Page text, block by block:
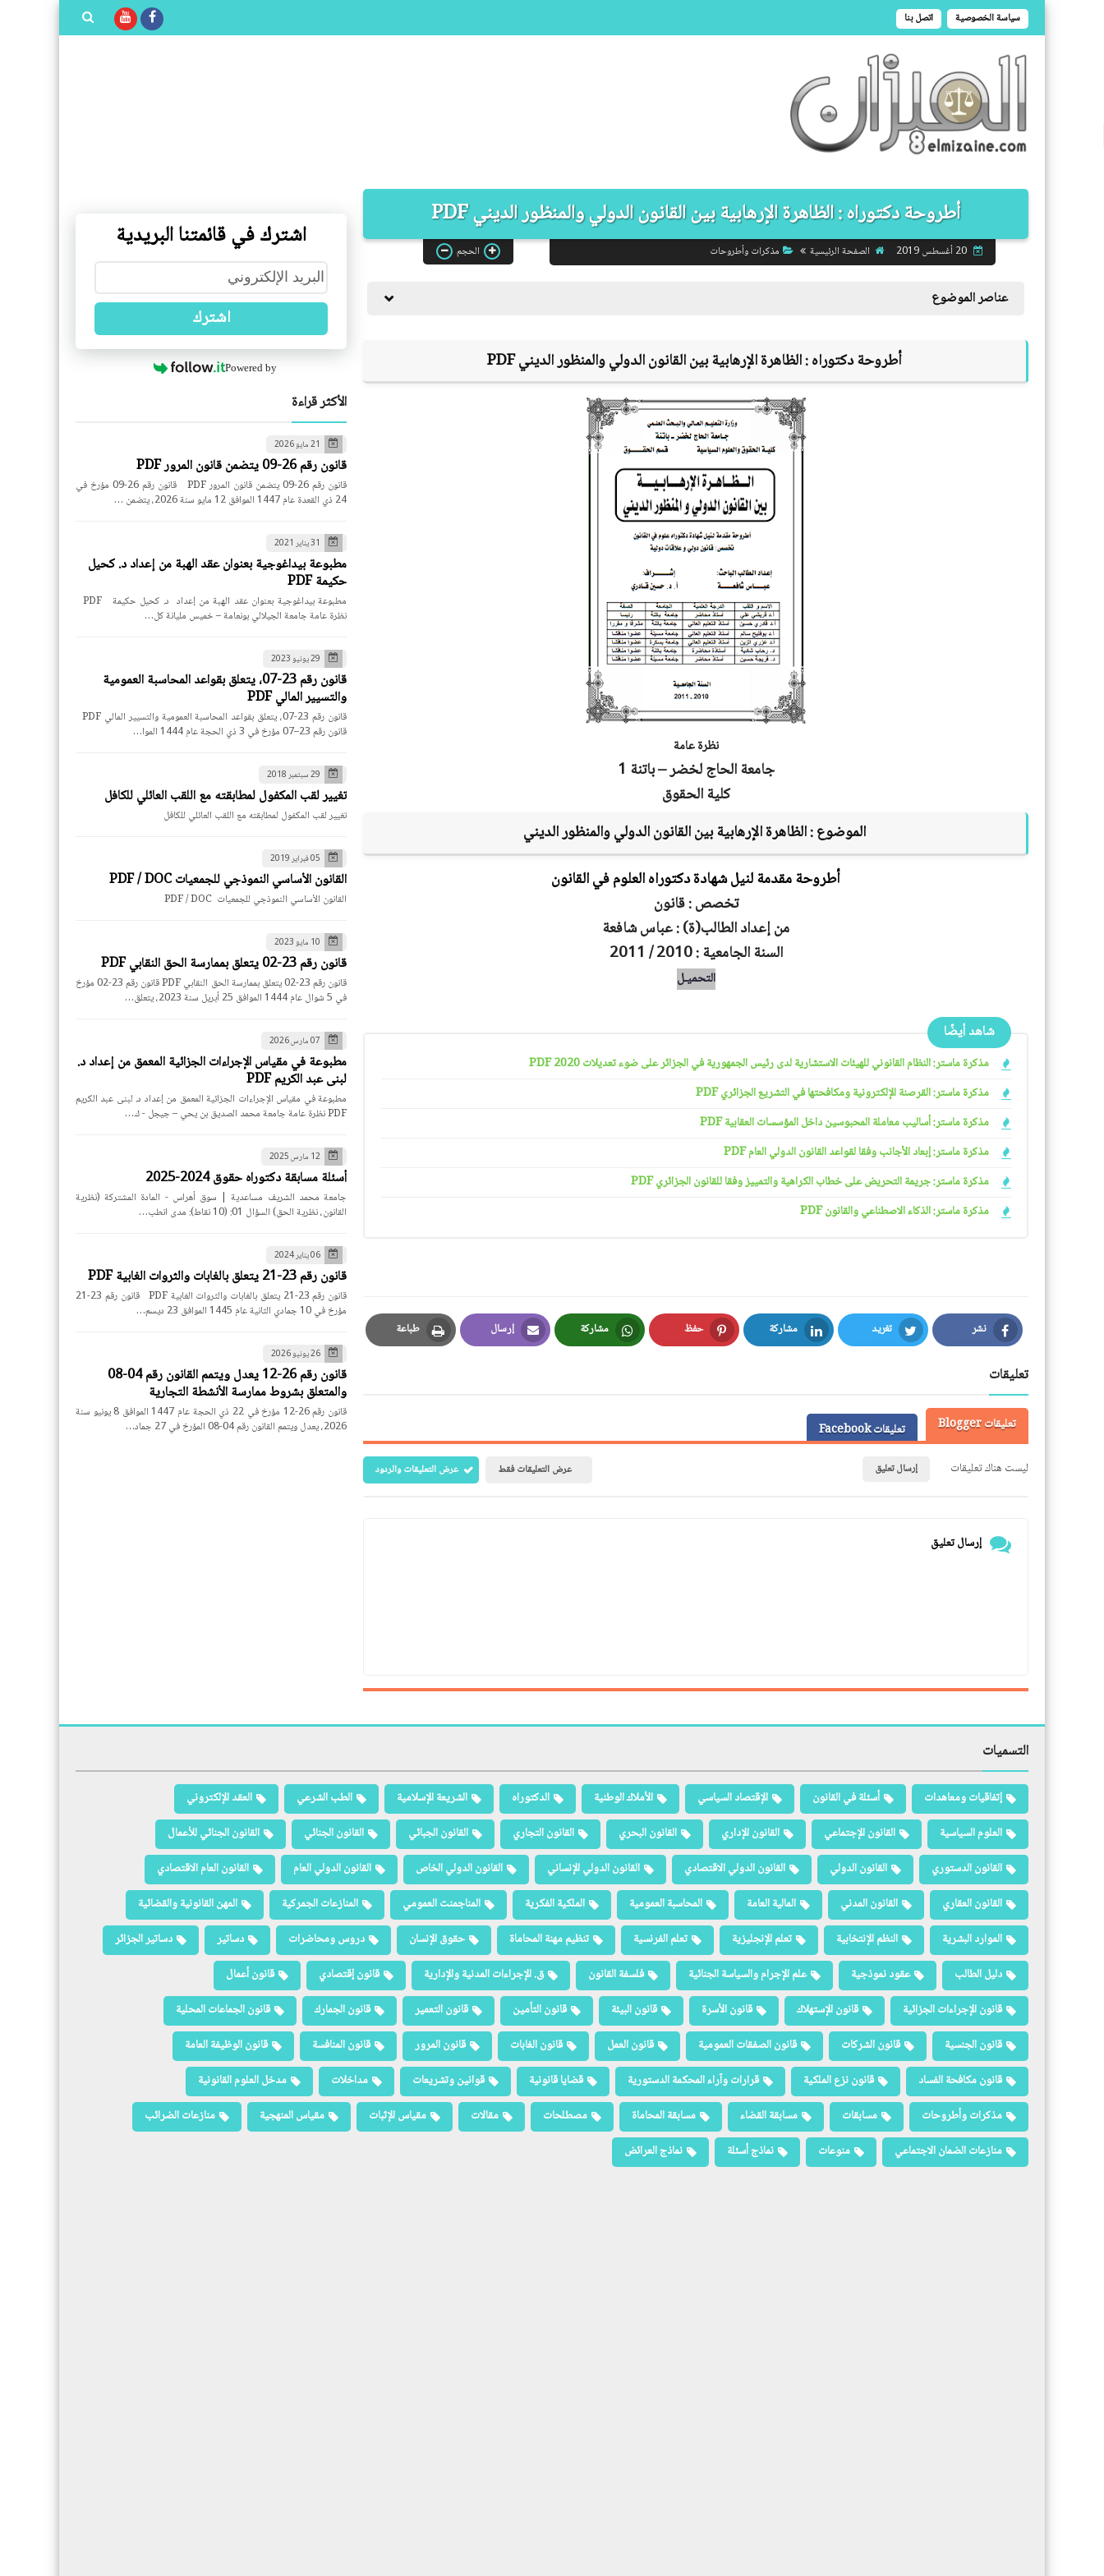
سياسة الخصوصية اتصل بنا
أطروحة دكتوراه : الظاهرة الإرهابية بين القانون الدولي والمنظور الديني PDF
20 أغسطس 2019 الصفحة الرئيسية مذكرات وأطروحات الحجم
عناصر الموضوع
أطروحة دكتوراه :الظاهرة الإرهابية بين القانون الدولي والمنظور الدينيPDF
نظرة عامة
جامعة الحاج لخضر – باتنة 1
كلية الحقوق
الموضوع :الظاهرة الإرهابية بين القانون الدولي والمنظور الديني
أطروحة مقدمة لنيل شهادة دكتوراه العلوم في القانون
تخصص : قانون
من إعداد الطالب(ة) : عباس شافعة
السنة الجامعية : 2010 / 2011
التحميـل
شاهد أيضًا
مذكرة ماستر: النظام القانوني للهيئات الاستشارية لدى رئيس الجمهورية في الجزائر على ضوء تعديلات 2020 PDF
مذكرة ماستر: القرصنة الإلكترونية ومكافحتها في التشريع الجزائري PDF
مذكرة ماستر: أساليب معاملة المحبوسين داخل المؤسسات العقابية PDF
مذكرة ماستر: إبعاد الأجانب وفقا لقواعد القانون الدولي العام PDF
مذكرة ماستر: جريمة التحريض على خطاب الكراهية والتمييز وفقا للقانون الجزائري PDF
مذكرة ماستر: الذكاء الاصطناعي والقانون PDF
نشر
Facebook
تغريد
Twitter
مشاركة
LinkedIn
حفظ
Pinterest
مشاركة
Whatsapp
إرسال
Email
طباعة
Print
تعليقات
تعليقات Blogger
تعليقات Facebook
ليست هناك تعليقات
إرسال تعليق عرض التعليقات فقط عرض التعليقات والردود
إرسال تعليق
اشترك في قائمتنا البريدية
اشترك
Powered by
الأكثر قراءة
21 مايو 2026
قانون رقم 26-09 يتضمن قانون المرور PDF
قانون رقم 26-09 يتضمن قانون المرور PDF قانون رقم 26-09 مؤرخ في
24 ذي القعدة عام 1447 الموافق 12 مايو سنة 2026، يتضمن …
31 يناير 2021
مطبوعة بيداغوجية بعنوان عقد الهبة من إعداد د. كحيل
حكيمة PDF
نظرة عامة جامعة الجيلالي بونعامة – خميس مليانة كل…
29 يونيو 2023
قانون رقم 23-07، يتعلق بقواعد المحاسبة العمومية
والتسيير المالي PDF
قانون رقم 23–07 مؤرخ في 3 ذي الحجة عام 1444 الموا…
29 سبتمبر 2018
تغيير لقب المكفول لمطابقته مع اللقب العائلي للكافل
تغيير لقب المكفول لمطابقته مع اللقب العائلي للكافل
05 فبراير 2019
القانون الأساسي النموذجي للجمعيات PDF / DOC
القانون الأساسي النموذجي للجمعيات PDF / DOC
10 مايو 2023
قانون رقم 23-02 يتعلق بممارسة الحق النقابي PDF
قانون رقم 23-02 يتعلق بممارسة الحق النقابي PDF قانون رقم 23-02 مؤرخ
في 5 شوال عام 1444 الموافق 25 أبريل سنة 2023، يتعلق…
07 مارس 2026
مطبوعة في مقياس الإجراءات الجزائية المعمق من إعداد د.
لبنى عبد الكريم PDF
مطبوعة في مقياس الإجراءات الجزائية المعمق من إعداد د. لبنى عبد الكريم
PDF نظرة عامة جامعة محمد الصديق بن يحي – جيجل - ك…
12 مارس 2025
أسئلة مسابقة دكتوراه حقوق 2024-2025
جامعة محمد الشريف مساعدية | سوق أهراس - المادة المشتركة (نظرية
القانون، نظرية الحق) السؤال 01: (10 نقاط): مدى انطب…
06 يناير 2024
قانون رقم 23-21 يتعلق بالغابات والثروات الغابية PDF
قانون رقم 23-21 يتعلق بالغابات والثروات الغابية PDF قانون رقم 23-21
مؤرخ في 10 جمادي الثانية عام 1445 الموافق 23 ديسم…
26 يونيو 2026
قانون رقم 26-12 يعدل ويتمم القانون رقم 04-08
والمتعلق بشروط ممارسة الأنشطة التجارية
قانون رقم 26-12 مؤرخ في 22 ذي الحجة عام 1447 الموافق 8 يونيو سنة
2026، يعدل ويتمم القانون رقم 04-08 المؤرخ في 27 جماد…
التسميات
إتفاقيات ومعاهدات أسئلة في القانون الإقتصاد السياسي الأملاك الوطنية الدكتوراه الشريعة الإسلامية الطب الشرعي
العقد الإلكتروني
العلوم السياسية
القانون الإجتماعي القانون الإداري القانون البحري القانون التجاري القانون الجبائي القانون الجنائي
القانون الجنائي للأعمال
القانون الدستوري
القانون الدولي القانون الدولي الاقتصادي القانون الدولي الإنساني القانون الدولي الخاص القانون الدولي العام
القانون العام الاقتصادي
القانون العقاري
القانون المدني المالية العامة المحاسبة العمومية الملكية الفكرية المناجمنت العمومي المنازعات الجمركية
المهن القانونية والقضائية
الموارد البشرية
النظم الإنتخابية تعلم الإنجليزية تعلم الفرنسية تنظيم مهنة المحاماة حقوق الإنسان دروس ومحاضرات دساتير
دساتير الجزائر
دليل الطالب
عقود نموذجية علم الإجرام والسياسة الجنائية فلسفة القانون ق. الإجراءات المدنية والإدارية قانون إقتصادي
قانون أعمال
قانون الإجراءات الجزائية
قانون الإستهلاك قانون الأسرة قانون البيئة قانون التأمين قانون التعمير قانون الجمارك
قانون الجماعات المحلية
قانون الجنسية
قانون الشركات قانون الصفقات العمومية قانون العمل قانون الغابات قانون المرور قانون المنافسة
قانون الوظيفة العامة
قانون مكافحة الفساد
قانون نزع الملكية قرارات وآراء المحكمة الدستورية قضايا قانونية قوانين وتشريعات مداخلات
مدخل العلوم القانونية
مذكرات وأطروحات
مسابقات مسابقة القضاء مسابقة المحاماة مصطلحات مقالات مقياس الإثبات مقياس المنهجية
منازعات الضرائب
منازعات الضمان الاجتماعي
منوعات نماذج أسئلة نماذج العرائض